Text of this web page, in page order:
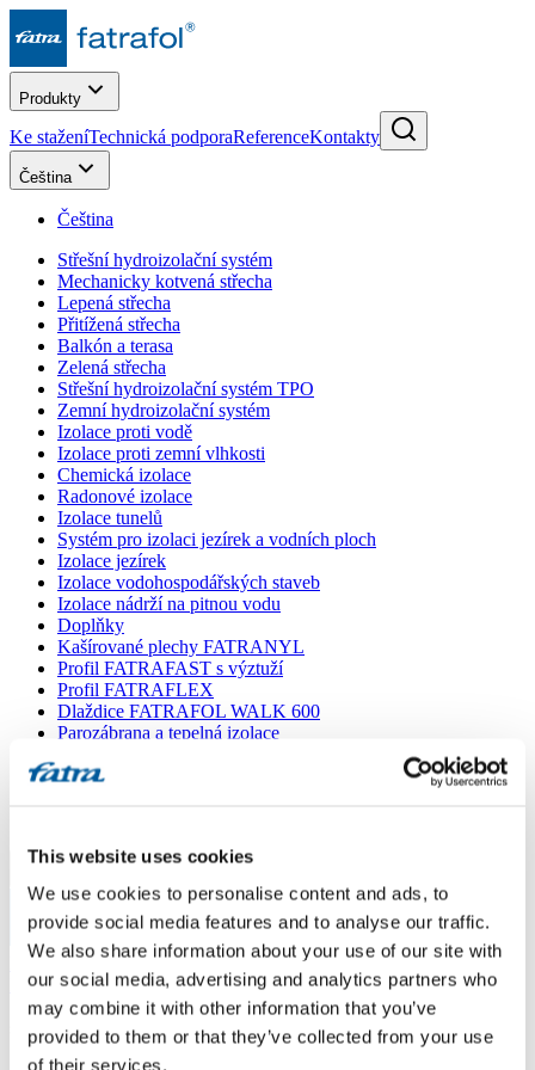
This website uses cookies
We use cookies to personalise content and ads, to
provide social media features and to analyse our traffic.
We also share information about your use of our site with
our social media, advertising and analytics partners who
may combine it with other information that you’ve
provided to them or that they’ve collected from your use
of their services.
Produkty
Ke staženíTechnická podporaReferenceKontakty
Čeština
Čeština
Střešní hydroizolační systém
Mechanicky kotvená střecha
Lepená střecha
Přitížená střecha
Balkón a terasa
Zelená střecha
Střešní hydroizolační systém TPO
Zemní hydroizolační systém
Izolace proti vodě
Izolace proti zemní vlhkosti
Chemická izolace
Radonové izolace
Izolace tunelů
Systém pro izolaci jezírek a vodních ploch
Izolace jezírek
Izolace vodohospodářských staveb
Izolace nádrží na pitnou vodu
Doplňky
Kašírované plechy FATRANYL
Profil FATRAFAST s výztuží
Profil FATRAFLEX
Dlaždice FATRAFOL WALK 600
Parozábrana a tepelná izolace
Lepidla
Menu
Domů
Poradna/
Svislá izolace proti stékající vodě podzemní části obvodového
starého cihelného zdiva